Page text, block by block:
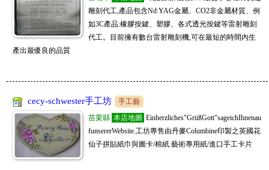
雕刻代工,產品包含Nd:YAG金屬、CO2非金屬材質、例
如3C產品:橡膠按鍵、塑膠、各式透光按鍵等雷射雕刻
代工。目前擁有數台雷射雕刻機,可在最短的時間內生
產出最優良的品質
cecy-schwester手工坊
手工藝
苗栗縣 本店地圖 Einherzliches"GrüßGott"sageichIhnenau
funsererWebsite.工坊專售由丹麥Columbine印製之英國花
仙子拼貼紙巾與圖卡/棉紙.藝術專用紙/進口手工卡片